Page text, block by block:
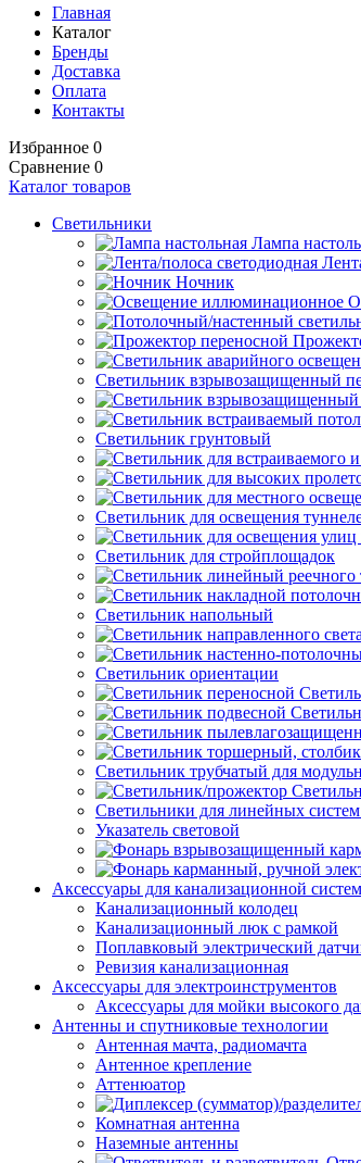
Главная
Каталог
Бренды
Доставка
Оплата
Контакты
Избранное 0
Сравнение 0
Каталог товаров
Светильники
Лампа
Ночник
Светильник взрывозащищенный
Светильник грунтовый
Светильник для освещения
Светильник для стройплощадок
Светильник напольный
Светильник ориентации
Светильник трубчатый для
Светильники для линейных
Указатель световой
Аксессуары для канализационной
Канализационный колодец
Канализационный люк с рамкой
Поплавковый электрический
Ревизия канализационная
Аксессуары для электроинструментов
Аксессуары для мойки высокого
Антенны и спутниковые технологии
Антенная мачта, радиомачта
Антенное крепление
Аттенюатор
Комнатная антенна
Наземные антенны